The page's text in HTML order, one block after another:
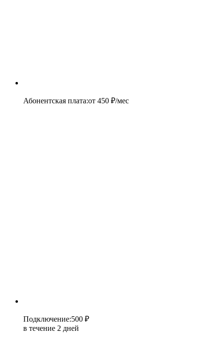
Абонентская плата:от 450 ₽/мес
Подключение:500 ₽
в течение 2 дней